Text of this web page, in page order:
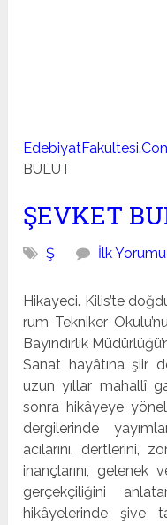
BULUT
ŞEVKET
Ş İlk Yorumu
Hikayeci. Kilis’te
rum Tekniker
Ba­yındırlık
Sanat hayâtına şiir
uzun yıllar mahallî
sonra hikâ­yeye
dergilerinde
acılarını, dertlerini,
inançlarını, gelenek
gerçekçiliğini
hikâyelerinde şive